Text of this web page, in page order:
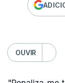
OUVIR